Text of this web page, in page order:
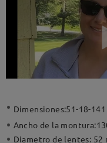
Dimensiones:51-18-141
Ancho de la montura:
Diametro de lentes: 52